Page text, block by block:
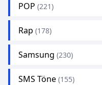
POP (221)
Rap (178)
Samsung (230)
SMS Töne (155)